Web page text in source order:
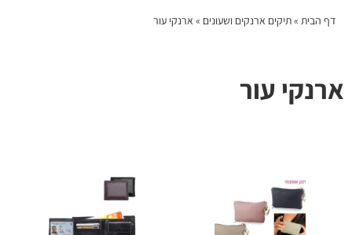
דף הבית »תיקים ארנקים ושעונים » ארנקי עור
ארנקי עור